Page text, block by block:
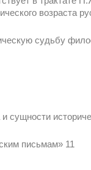
возраста
судьбу
сущности
письмам» 11